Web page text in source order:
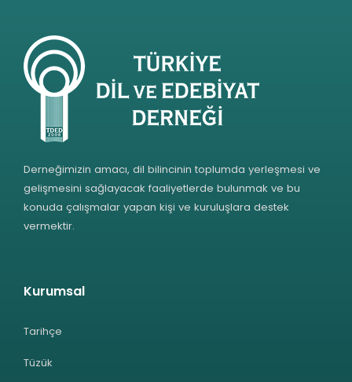
Derneğimizin amacı, dil bilincinin toplumda yerleşmesi ve
gelişmesini sağlayacak faaliyetlerde bulunmak ve bu
konuda çalışmalar yapan kişi ve kuruluşlara destek
vermektir.
Kurumsal
Tarihçe
Tüzük